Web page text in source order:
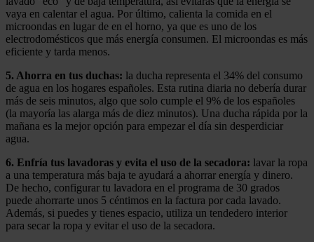
vaya en calentar el agua. Por último, calienta la comida en el
microondas en lugar de en el horno, ya que es uno de los
electrodomésticos que más energía consumen. El microondas es más
eficiente y tarda menos.
5. Ahorra en tus duchas: la ducha representa el 34% del consumo
de agua en los hogares españoles. Esta rutina diaria no debería durar
más de seis minutos, algo que solo cumple el 9% de los españoles
(la mayoría las alarga más de diez minutos). Una ducha rápida por la
mañana es la mejor opción para empezar el día sin desperdiciar
agua.
6. Enfría tus lavadoras y evita el uso de la secadora: lavar la ropa
a una temperatura más baja te ayudará a ahorrar energía y dinero.
De hecho, configurar tu lavadora en el programa de 30 grados
puede ahorrarte unos 5 céntimos en la factura por cada lavado.
Además, si puedes y tienes espacio, utiliza un tendedero interior
para secar la ropa y evitar el uso de la secadora.